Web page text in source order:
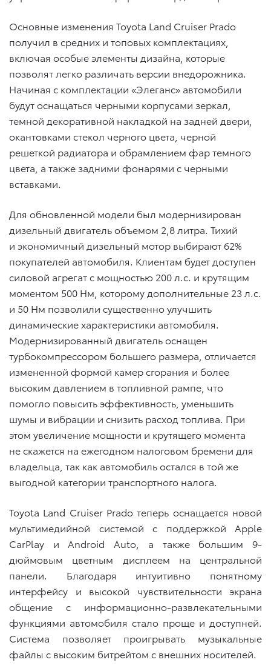
Основные изменения Toyota Land Cruiser Prado
получил в средних и топовых комплектациях,
включая особые элементы дизайна, которые
позволят легко различать версии внедорожника.
Начиная с комплектации «Элеганс» автомобили
будут оснащаться черными корпусами зеркал,
темной декоративной накладкой на задней двери,
окантовками стекол черного цвета, черной
решеткой радиатора и обрамлением фар темного
цвета, а также задними фонарями с черными
вставками.
Для обновленной модели был модернизирован
дизельный двигатель объемом 2,8 литра. Тихий
и экономичный дизельный мотор выбирают 62%
покупателей автомобиля. Клиентам будет доступен
силовой агрегат с мощностью 200 л.с. и крутящим
моментом 500 Нм, которому дополнительные 23 л.с.
и 50 Нм позволили существенно улучшить
динамические характеристики автомобиля.
Модернизированный двигатель оснащен
турбокомпрессором большего размера, отличается
измененной формой камер сгорания и более
высоким давлением в топливной рампе, что
помогло повысить эффективность, уменьшить
шумы и вибрации и снизить расход топлива. При
этом увеличение мощности и крутящего момента
не скажется на ежегодном налоговом бремени для
владельца, так как автомобиль остался в той же
выгодной категории транспортного налога.
Toyota Land Cruiser Prado теперь оснащается новой
мультимедийной системой с поддержкой Apple
CarPlay и Android Auto, а также большим 9-
дюймовым цветным дисплеем на центральной
панели. Благодаря интуитивно понятному
интерфейсу и высокой чувствительности экрана
общение с информационно-развлекательными
функциями автомобиля стало проще и доступней.
Система позволяет проигрывать музыкальные
файлы с высоким битрейтом с внешних носителей.